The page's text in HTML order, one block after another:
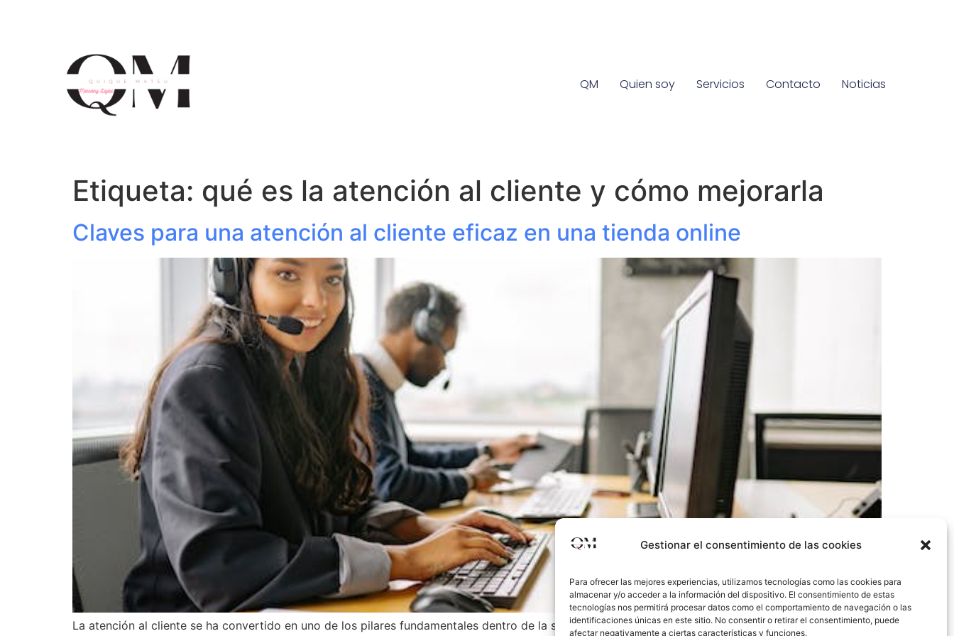
Gestionar el consentimiento de las cookies
Para ofrecer las mejores experiencias, utilizamos tecnologías como las cookies para
almacenar y/o acceder a la información del dispositivo. El consentimiento de estas
tecnologías nos permitirá procesar datos como el comportamiento de navegación o las
identificaciones únicas en este sitio. No consentir o retirar el consentimiento, puede
afectar negativamente a ciertas características y funciones.
QM Quien soy Servicios Contacto Noticias
Etiqueta: qué es la atención al cliente y cómo mejorarla
Claves para una atención al cliente eficaz en una tienda online
La atención al cliente se ha convertido en uno de los pilares fundamentales dentro de la sociedad y es uno de los elementos en los que las empresas